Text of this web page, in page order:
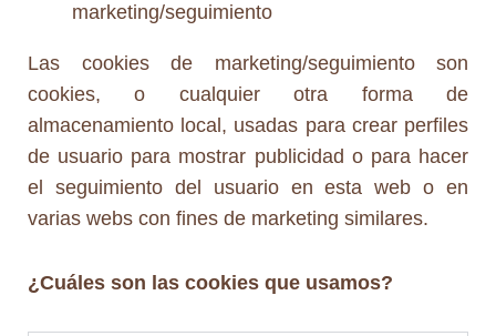
marketing/seguimiento
Las cookies de marketing/seguimiento son
cookies, o cualquier otra forma de
almacenamiento local, usadas para crear perfiles
de usuario para mostrar publicidad o para hacer
el seguimiento del usuario en esta web o en
varias webs con fines de marketing similares.
¿Cuáles son las cookies que usamos?